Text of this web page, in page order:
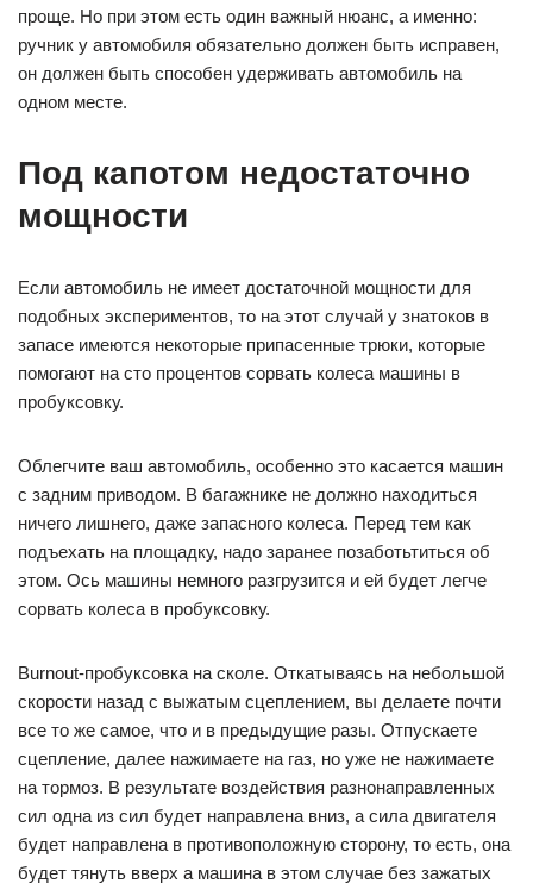
проще. Но при этом есть один важный нюанс, а именно:
ручник у автомобиля обязательно должен быть исправен,
он должен быть способен удерживать автомобиль на
одном месте.
Под капотом недостаточно
мощности
Если автомобиль не имеет достаточной мощности для
подобных экспериментов, то на этот случай у знатоков в
запасе имеются некоторые припасенные трюки, которые
помогают на сто процентов сорвать колеса машины в
пробуксовку.
Облегчите ваш автомобиль, особенно это касается машин
с задним приводом. В багажнике не должно находиться
ничего лишнего, даже запасного колеса. Перед тем как
подъехать на площадку, надо заранее позаботьтиться об
этом. Ось машины немного разгрузится и ей будет легче
сорвать колеса в пробуксовку.
Burnout-пробуксовка на сколе. Откатываясь на небольшой
скорости назад с выжатым сцеплением, вы делаете почти
все то же самое, что и в предыдущие разы. Отпускаете
сцепление, далее нажимаете на газ, но уже не нажимаете
на тормоз. В результате воздействия разнонаправленных
сил одна из сил будет направлена вниз, а сила двигателя
будет направлена в противоположную сторону, то есть, она
будет тянуть вверх а машина в этом случае без зажатых